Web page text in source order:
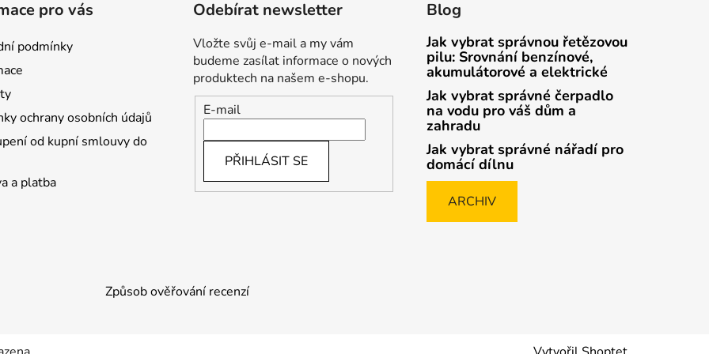
pro vás
podmínky
ochrany osobních údajů
od kupní smlouvy do
a platba
Odebírat newsletter
Vložte svůj e-mail a my vám
budeme zasílat informace o nových
produktech na našem e-shopu.
E-mail
PŘIHLÁSIT SE
Blog
Jak vybrat správnou řetězovou
pilu: Srovnání benzínové,
akumulátorové a elektrické
Jak vybrat správné čerpadlo
na vodu pro váš dům a
zahradu
Jak vybrat správné nářadí pro
domácí dílnu
ARCHIV
Způsob ověřování recenzí